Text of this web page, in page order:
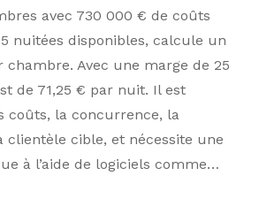
avec 730 000 € de coûts
nuitées disponibles, calcule un
Avec une marge de 25
de 71,25 € par nuit. Il est
coûts, la concurrence, la
clientèle cible, et nécessite une
à l’aide de logiciels comme…